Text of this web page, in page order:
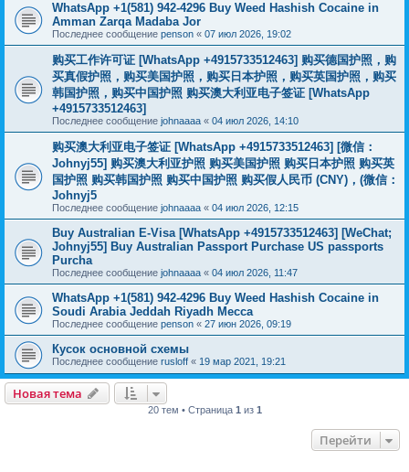
WhatsApp +1(581) 942-4296 Buy Weed Hashish Cocaine in
Amman Zarqa Madaba Jor
Последнее сообщение penson « 07 июл 2026, 19:02
购买工作许可证 [WhatsApp +4915733512463] 购买德国护照，购
买真假护照，购买美国护照，购买日本护照，购买英国护照，购买
韩国护照，购买中国护照 购买澳大利亚电子签证 [WhatsApp
+4915733512463]
Последнее сообщение johnaaaa « 04 июл 2026, 14:10
购买澳大利亚电子签证 [WhatsApp +4915733512463] [微信：
Johnyj55] 购买澳大利亚护照 购买美国护照 购买日本护照 购买英
国护照 购买韩国护照 购买中国护照 购买假人民币 (CNY)，(微信：
Johnyj5
Последнее сообщение johnaaaa « 04 июл 2026, 12:15
Buy Australian E-Visa [WhatsApp +4915733512463] [WeChat;
Johnyj55] Buy Australian Passport Purchase US passports
Purcha
Последнее сообщение johnaaaa « 04 июл 2026, 11:47
WhatsApp +1(581) 942-4296 Buy Weed Hashish Cocaine in
Soudi Arabia Jeddah Riyadh Mecca
Последнее сообщение penson « 27 июн 2026, 09:19
Кусок основной схемы
Последнее сообщение rusloff « 19 мар 2021, 19:21
Новая тема
20 тем • Страница 1 из 1
Перейти